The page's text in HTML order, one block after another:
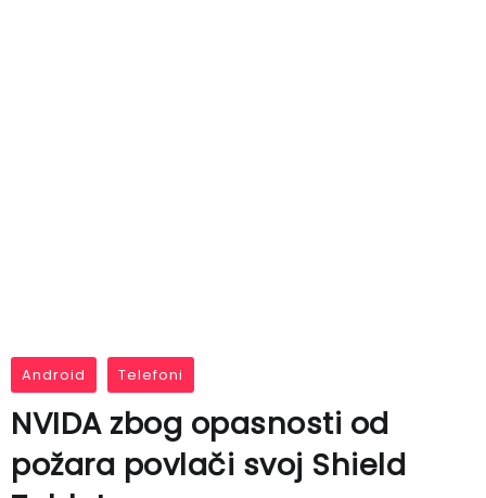
Android Telefoni
NVIDA zbog opasnosti od
požara povlači svoj Shield